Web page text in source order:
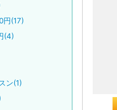
円(17)
(4)
ン(1)